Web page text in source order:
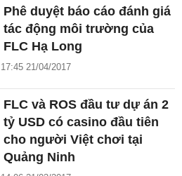
Phê duyệt báo cáo đánh giá
tác động môi trường của
FLC Hạ Long
17:45 21/04/2017
FLC và ROS đầu tư dự án 2
tỷ USD có casino đầu tiên
cho người Việt chơi tại
Quảng Ninh